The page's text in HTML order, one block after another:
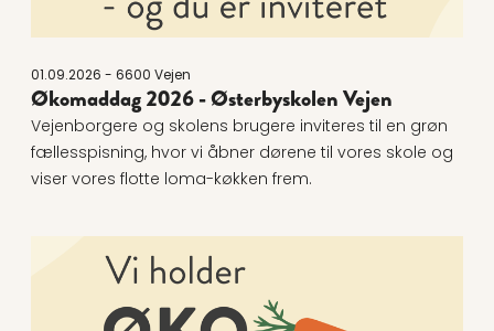
01.09.2026 - 6600 Vejen
Økomaddag 2026 - Østerbyskolen Vejen
Vejenborgere og skolens brugere inviteres til en grøn
fællesspisning, hvor vi åbner dørene til vores skole og
viser vores flotte loma-køkken frem.